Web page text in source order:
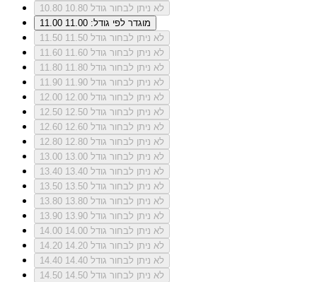
10.80
לא ניתן לבחור גודל 10.80
11.00
מוגדר לפי גודל: 11.00
11.50
לא ניתן לבחור גודל 11.50
11.60
לא ניתן לבחור גודל 11.60
11.80
לא ניתן לבחור גודל 11.80
11.90
לא ניתן לבחור גודל 11.90
12.00
לא ניתן לבחור גודל 12.00
12.50
לא ניתן לבחור גודל 12.50
12.60
לא ניתן לבחור גודל 12.60
12.80
לא ניתן לבחור גודל 12.80
13.00
לא ניתן לבחור גודל 13.00
13.40
לא ניתן לבחור גודל 13.40
13.50
לא ניתן לבחור גודל 13.50
13.80
לא ניתן לבחור גודל 13.80
13.90
לא ניתן לבחור גודל 13.90
14.00
לא ניתן לבחור גודל 14.00
14.20
לא ניתן לבחור גודל 14.20
14.40
לא ניתן לבחור גודל 14.40
14.50
לא ניתן לבחור גודל 14.50